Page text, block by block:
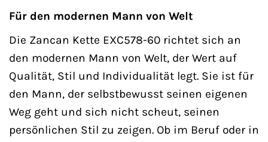
Für den modernen Mann von Welt
Die Zancan Kette EXC578-60 richtet sich an
den modernen Mann von Welt, der Wert auf
Qualität, Stil und Individualität legt. Sie ist für
den Mann, der selbstbewusst seinen eigenen
Weg geht und sich nicht scheut, seinen
persönlichen Stil zu zeigen. Ob im Beruf oder in